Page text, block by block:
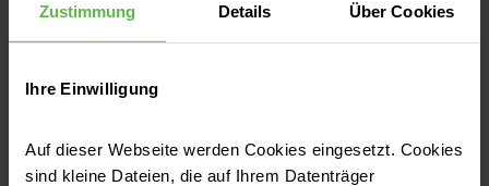
Zustimmung Details Über Cookies
Ihre Einwilligung
Auf dieser Webseite werden Cookies eingesetzt. Cookies
sind kleine Dateien, die auf Ihrem Datenträger